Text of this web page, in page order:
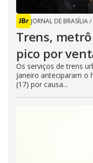
JORNAL DE BRASÍLIA/
Trens,
pico por
Os serviços de trens
Janeiro anteciparam o
(17) por causa...